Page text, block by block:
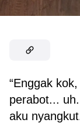
“Enggak
perabot...
aku